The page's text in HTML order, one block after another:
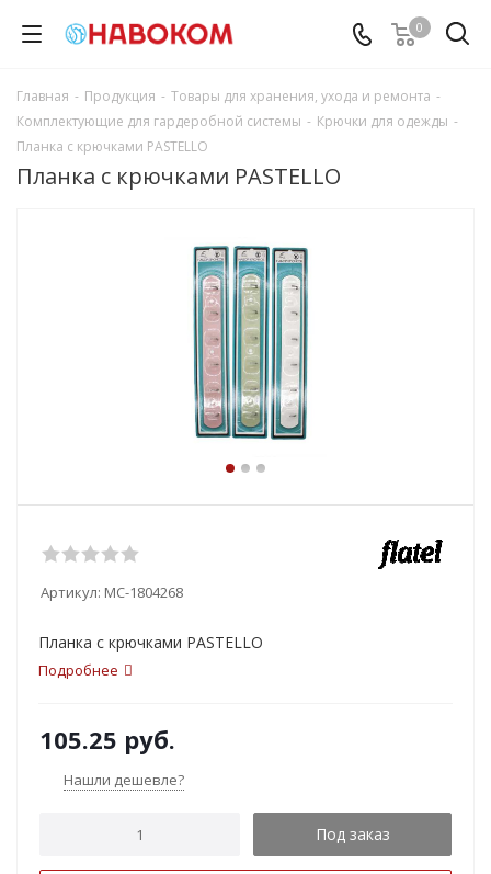
0
Главная - Продукция - Товары для хранения, ухода и ремонта -
Комплектующие для гардеробной системы - Крючки для одежды -
Планка с крючками PASTELLO
Планка с крючками PASTELLO
Артикул: MC-1804268
Планка с крючками PASTELLO
Подробнее
105.25 руб.
Нашли дешевле?
Под заказ